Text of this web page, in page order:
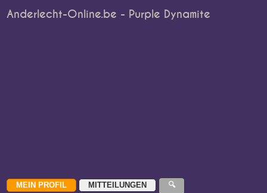
Anderlecht-Online.be - Purple Dynamite